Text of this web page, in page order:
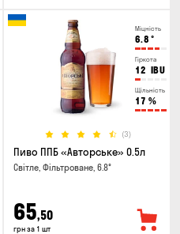
Міцність
6.8 °
Гіркота
12 IBU
Щільність
17 %
(3)
Пиво ППБ «Авторське» 0.5л
Світле, Фільтроване, 6.8°
65,50
грн за 1 шт